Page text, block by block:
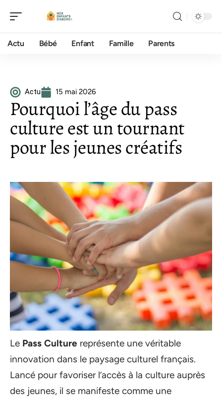
Actu Bébé Enfant Famille Parents
Actu 15 mai 2026
Pourquoi l’âge du pass
culture est un tournant
pour les jeunes créatifs
Le Pass Culture représente une véritable
innovation dans le paysage culturel français.
Lancé pour favoriser l’accès à la culture auprès
des jeunes, il se manifeste comme une